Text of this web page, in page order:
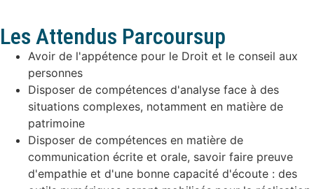
Les Attendus Parcoursup
Avoir de l'appétence pour le Droit et le conseil aux
personnes
Disposer de compétences d'analyse face à des
situations complexes, notamment en matière de
patrimoine
Disposer de compétences en matière de
communication écrite et orale, savoir faire preuve
d'empathie et d'une bonne capacité d'écoute : des